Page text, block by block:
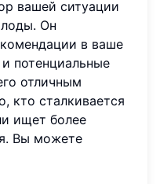
вашей ситуации
Он
в ваше
потенциальные
отличным
кто сталкивается
ищет более
Вы можете